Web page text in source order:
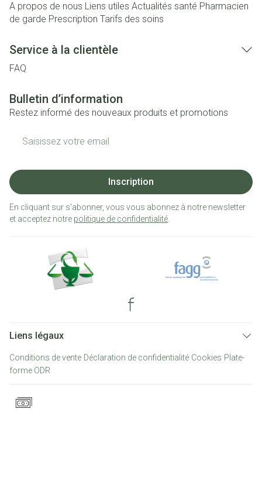
A propos de nous Liens utiles Actualités santé Pharmacien
de garde Prescription Tarifs des soins
Service à la clientèle
FAQ
Bulletin d’information
Restez informé des nouveaux produits et promotions
Inscription
En cliquant sur s'abonner, vous vous abonnez à notre newsletter
et acceptez notre politique de confidentialité
Liens légaux
Conditions de vente Déclaration de confidentialité Cookies Plate-
forme ODR